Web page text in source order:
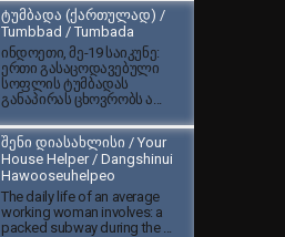
DC Comics-ის ამავე
სახელწოდების
ორიგინალური კომიქსების
სერიის ეკრანიზაცია, სადაც...
ტუმბადა (ქართულად) /
Tumbbad / Tumbada
ინდოეთი, მე-19 საიკუნე:
ერთი გასაცოდავებული
სოფლის ტუმბადას
განაპირას ცხოვრობს ა...
შენი დიასახლისი / Your
House Helper / Dangshinui
Hawooseuhelpeo
The daily life of an average
working woman involves: a
packed subway during the ...